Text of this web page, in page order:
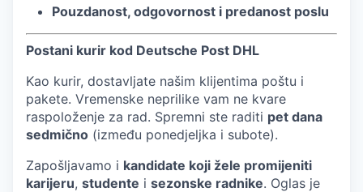
Pouzdanost, odgovornost i predanost poslu
Postani kurir kod Deutsche Post DHL
Kao kurir, dostavljate našim klijentima poštu i
pakete. Vremenske neprilike vam ne kvare
raspoloženje za rad. Spremni ste raditi pet dana
sedmično (između ponedjeljka i subote).
Zapošljavamo i kandidate koji žele promijeniti
karijeru, studente i sezonske radnike. Oglas je